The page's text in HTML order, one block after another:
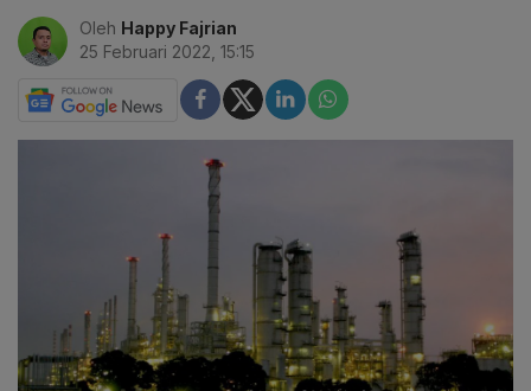
Oleh Happy Fajrian
25 Februari 2022, 15:15